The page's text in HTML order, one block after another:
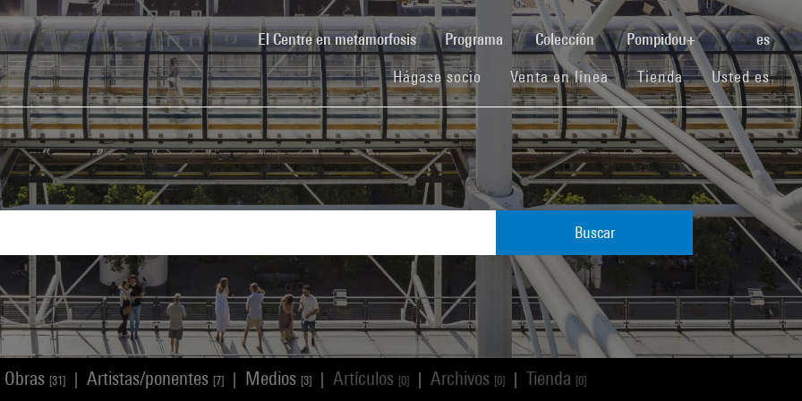
El Centre en metamorfosis(current)Programa Colección Pompidou+ es
Hágase socio (current)
Venta en línea(current)
Tienda(current)Usted es
Buscar
Obras [31] Artistas/ponentes [7] Medios [3] Artículos [0] Archivos [0] Tienda [0]